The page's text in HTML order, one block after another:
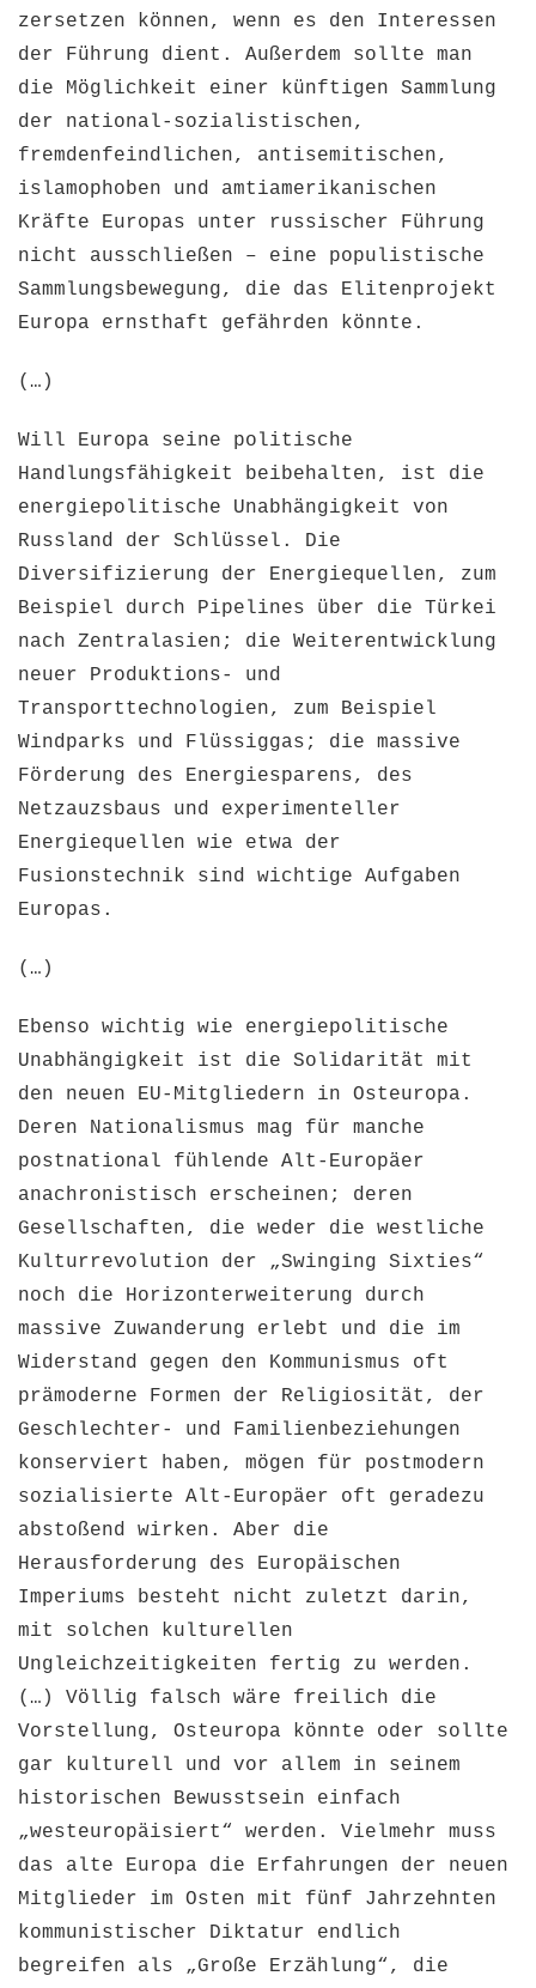
zersetzen können, wenn es den Interessen
der Führung dient. Außerdem sollte man
die Möglichkeit einer künftigen Sammlung
der national-sozialistischen,
fremdenfeindlichen, antisemitischen,
islamophoben und amtiamerikanischen
Kräfte Europas unter russischer Führung
nicht ausschließen – eine populistische
Sammlungsbewegung, die das Elitenprojekt
Europa ernsthaft gefährden könnte.
(…)
Will Europa seine politische
Handlungsfähigkeit beibehalten, ist die
energiepolitische Unabhängigkeit von
Russland der Schlüssel. Die
Diversifizierung der Energiequellen, zum
Beispiel durch Pipelines über die Türkei
nach Zentralasien; die Weiterentwicklung
neuer Produktions- und
Transporttechnologien, zum Beispiel
Windparks und Flüssiggas; die massive
Förderung des Energiesparens, des
Netzauzsbaus und experimenteller
Energiequellen wie etwa der
Fusionstechnik sind wichtige Aufgaben
Europas.
(…)
Ebenso wichtig wie energiepolitische
Unabhängigkeit ist die Solidarität mit
den neuen EU-Mitgliedern in Osteuropa.
Deren Nationalismus mag für manche
postnational fühlende Alt-Europäer
anachronistisch erscheinen; deren
Gesellschaften, die weder die westliche
Kulturrevolution der „Swinging Sixties“
noch die Horizonterweiterung durch
massive Zuwanderung erlebt und die im
Widerstand gegen den Kommunismus oft
prämoderne Formen der Religiosität, der
Geschlechter- und Familienbeziehungen
konserviert haben, mögen für postmodern
sozialisierte Alt-Europäer oft geradezu
abstoßend wirken. Aber die
Herausforderung des Europäischen
Imperiums besteht nicht zuletzt darin,
mit solchen kulturellen
Ungleichzeitigkeiten fertig zu werden.
(…) Völlig falsch wäre freilich die
Vorstellung, Osteuropa könnte oder sollte
gar kulturell und vor allem in seinem
historischen Bewusstsein einfach
„westeuropäisiert“ werden. Vielmehr muss
das alte Europa die Erfahrungen der neuen
Mitglieder im Osten mit fünf Jahrzehnten
kommunistischer Diktatur endlich
begreifen als „Große Erzählung“, die